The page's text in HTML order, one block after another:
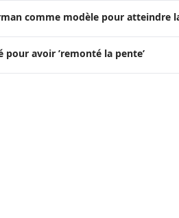
comme modèle pour atteindre
pour avoir ’remonté la pente’